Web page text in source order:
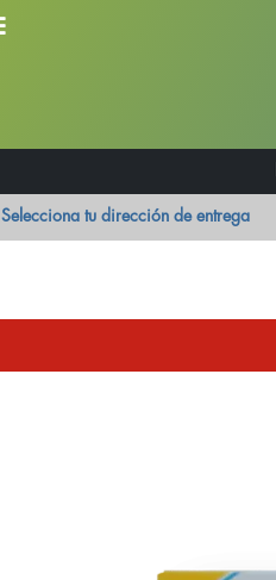
Selecciona tu dirección de entrega